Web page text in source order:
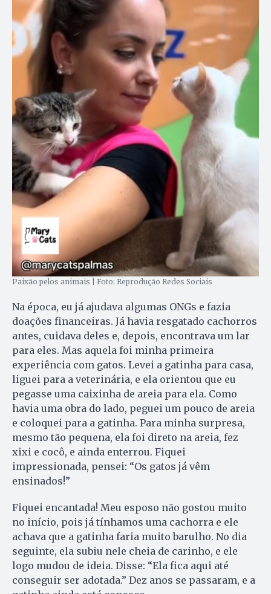
Paixão pelos animais | Foto: Reprodução Redes Sociais
Na época, eu já ajudava algumas ONGs e fazia
doações financeiras. Já havia resgatado cachorros
antes, cuidava deles e, depois, encontrava um lar
para eles. Mas aquela foi minha primeira
experiência com gatos. Levei a gatinha para casa,
liguei para a veterinária, e ela orientou que eu
pegasse uma caixinha de areia para ela. Como
havia uma obra do lado, peguei um pouco de areia
e coloquei para a gatinha. Para minha surpresa,
mesmo tão pequena, ela foi direto na areia, fez
xixi e cocô, e ainda enterrou. Fiquei
impressionada, pensei: “Os gatos já vêm
ensinados!”
Fiquei encantada! Meu esposo não gostou muito
no início, pois já tínhamos uma cachorra e ele
achava que a gatinha faria muito barulho. No dia
seguinte, ela subiu nele cheia de carinho, e ele
logo mudou de ideia. Disse: “Ela fica aqui até
conseguir ser adotada.” Dez anos se passaram, e a